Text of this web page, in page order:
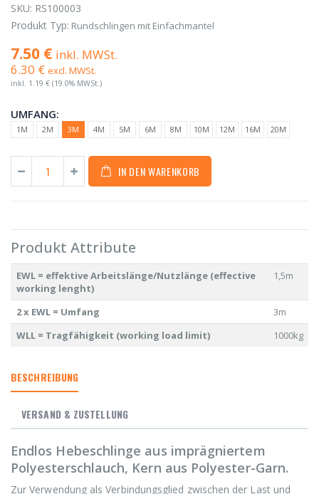
SKU: RS100003
Produkt Typ: Rundschlingen mit Einfachmantel
7.50 € inkl. MWSt.
6.30 € excl. MWSt.
inkl. 1.19 € (19.0% MWSt.)
UMFANG:
1M 2M 3M 4M 5M 6M 8M 10M 12M 16M 20M
IN DEN WARENKORB
Produkt Attribute
EWL = effektive Arbeitslänge/Nutzlänge (effective
working lenght)
1,5m
2 x EWL = Umfang
3m
WLL = Tragfähigkeit (working load limit)
1000kg
BESCHREIBUNG
VERSAND & ZUSTELLUNG
Endlos Hebeschlinge aus imprägniertem
Polyesterschlauch, Kern aus Polyester-Garn.
Zur Verwendung als Verbindungsglied zwischen der Last und